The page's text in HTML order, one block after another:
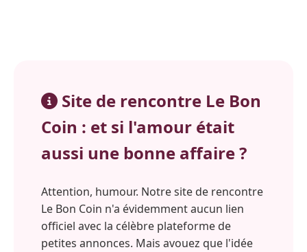
Site de rencontre Le Bon
Coin : et si l'amour était
aussi une bonne affaire ?
Attention, humour. Notre site de rencontre
Le Bon Coin n'a évidemment aucun lien
officiel avec la célèbre plateforme de
petites annonces. Mais avouez que l'idée